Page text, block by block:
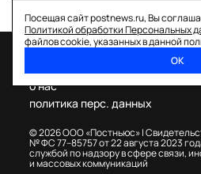
Посещая сайт postnews.ru, Вы
Политикой обработки Персональных
файлов cookie, указанных в данной
ОК
© 2026 ООО «Постньюс» |
№ ФС 77–85757 от 22 августа 2023
службой по надзору в сфере связи,
и массовых коммуникаций
о нас
политика перс. данных